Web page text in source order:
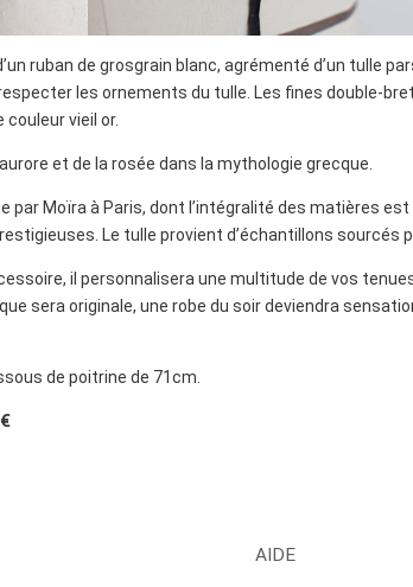
ruban de grosgrain blanc, agrémenté d’un tulle
les ornements du tulle. Les fines double-
couleur vieil or.
et de la rosée dans la mythologie grecque.
par Moïra à Paris, dont l’intégralité des matières
Le tulle provient d’échantillons sourcés
il personnalisera une multitude de vos
sera originale, une robe du soir deviendra
de poitrine de 71cm.
AIDE